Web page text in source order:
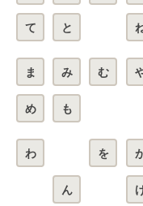
て と
ま み む
め も
わ を
ん